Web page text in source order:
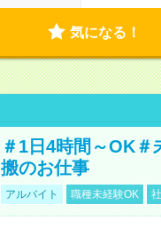
気になる！
＃1日4時間～OK
搬のお仕事
アルバイト 職種未経験OK